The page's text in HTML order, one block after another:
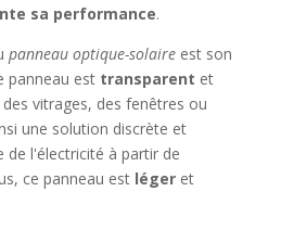
sa performance.
panneau optique-solaireest son
panneau est transparent et
vitrages, des fenêtres ou
une solution discrète et
de l'électricité à partir de
ce panneau est légeret